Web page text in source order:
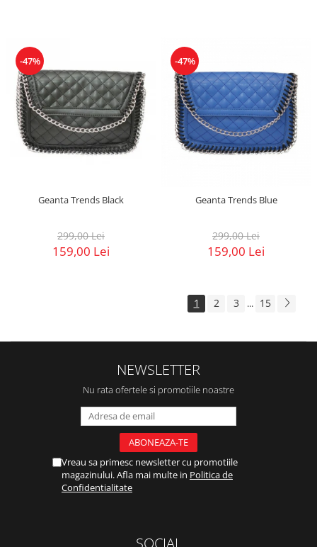
-47%
Geanta Trends Black
299,00 Lei
159,00 Lei
-47%
Geanta Trends Blue
299,00 Lei
159,00 Lei
1 2 3 ... 15
NEWSLETTER
Nu rata ofertele si promotiile noastre
Vreau sa primesc newsletter cu promotiile
magazinului. Afla mai multe in Politica de
Confidentialitate